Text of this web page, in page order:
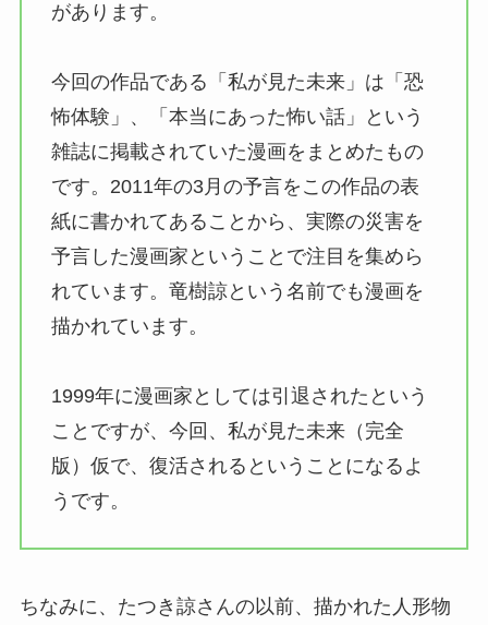
があります。
今回の作品である「私が見た未来」は「恐
怖体験」、「本当にあった怖い話」という
雑誌に掲載されていた漫画をまとめたもの
です。2011年の3月の予言をこの作品の表
紙に書かれてあることから、実際の災害を
予言した漫画家ということで注目を集めら
れています。竜樹諒という名前でも漫画を
描かれています。
1999年に漫画家としては引退されたという
ことですが、今回、私が見た未来（完全
版）仮で、復活されるということになるよ
うです。
ちなみに、たつき諒さんの以前、描かれた人形物